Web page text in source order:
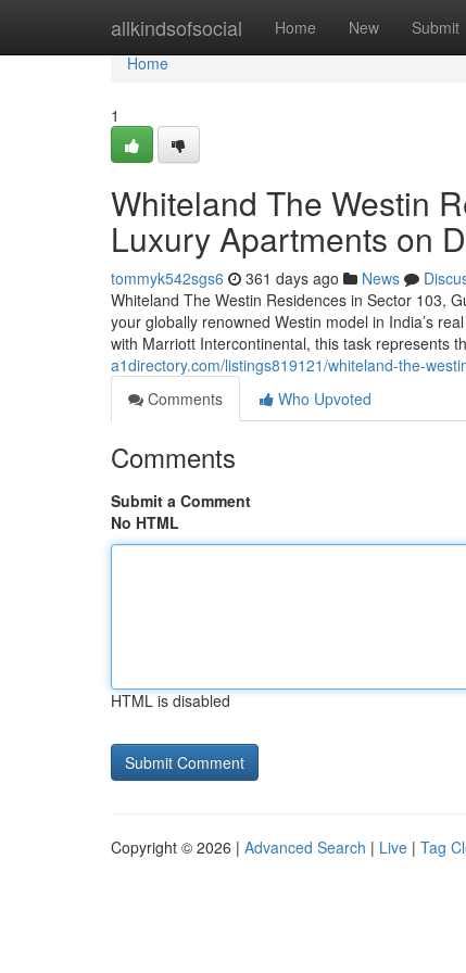
allkindsofsocial Home New Submit
Home
Home
1
Whiteland The Westin
Luxury Apartments on
tommyk542sgs6 361 days ago News
Whiteland The Westin Residences in Sector 103,
your globally renowned Westin model in India’s
with Marriott Intercontinental, this task represents
a1directory.com/listings819121/whiteland-the-
Comments
Who Upvoted
Comments
Submit a Comment
No HTML
HTML is disabled
Copyright © 2026 | Advanced Search | Live | Tag